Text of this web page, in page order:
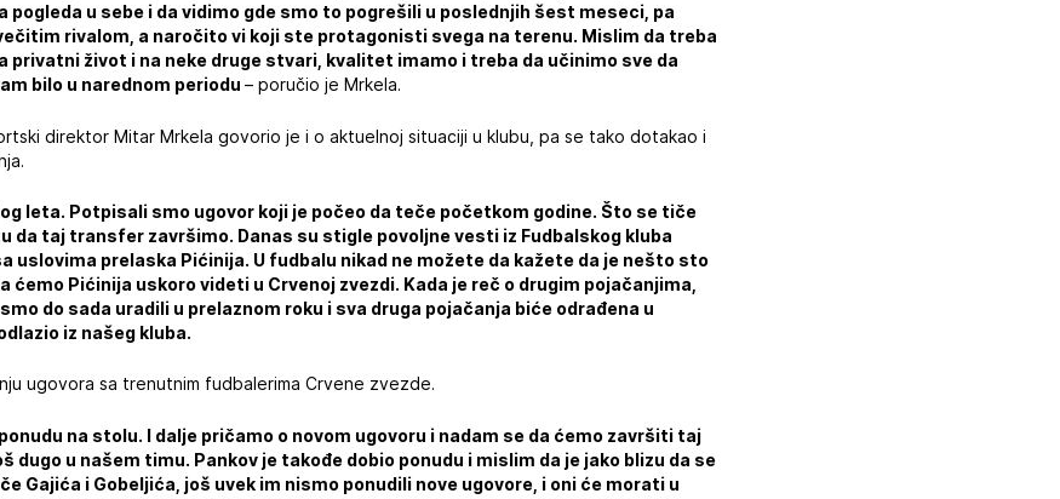
pogleda u sebe i da vidimo gde smo to pogrešili u poslednjih šest meseci, pa
rivalom, a naročito vi koji ste protagonisti svega na terenu. Mislim da treba
privatni život i na neke druge stvari, kvalitet imamo i treba da učinimo sve da
bilo u narednom periodu– poručio je Mrkela.
direktor Mitar Mrkela govorio je i o aktuelnoj situaciji u klubu, pa se tako dotakao i
leta. Potpisali smo ugovor koji je počeo da teče početkom godine. Što se tiče
da taj transfer završimo. Danas su stigle povoljne vesti iz Fudbalskog kluba
uslovima prelaska Pićinija. U fudbalu nikad ne možete da kažete da je nešto sto
ćemo Pićinija uskoro videti u Crvenoj zvezdi. Kada je reč o drugim pojačanjima,
do sada uradili u prelaznom roku i sva druga pojačanja biće odrađena u
iz našeg kluba.
ugovora sa trenutnim fudbalerima Crvene zvezde.
na stolu. I dalje pričamo o novom ugovoru i nadam se da ćemo završiti taj
dugo u našem timu. Pankov je takođe dobio ponudu i mislim da je jako blizu da se
Gajića i Gobeljića, još uvek im nismo ponudili nove ugovore, i oni će morati u